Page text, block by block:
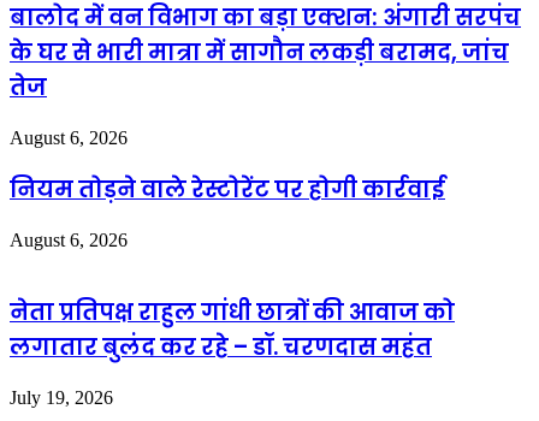
बालोद में वन विभाग का बड़ा एक्शन: अंगारी सरपंच
के घर से भारी मात्रा में सागौन लकड़ी बरामद, जांच
तेज
August 6, 2026
नियम तोड़ने वाले रेस्टोरेंट पर होगी कार्रवाई
August 6, 2026
नेता प्रतिपक्ष राहुल गांधी छात्रों की आवाज को
लगातार बुलंद कर रहे – डॉ. चरणदास महंत
July 19, 2026